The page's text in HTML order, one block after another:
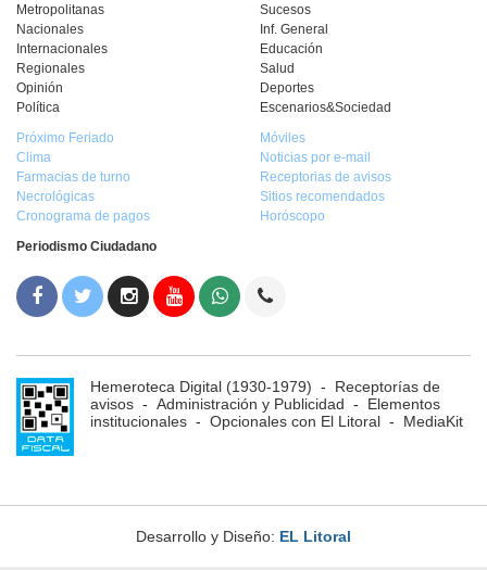
Metropolitanas
Nacionales
Internacionales
Regionales
Opinión
Política
Sucesos
Inf. General
Educación
Salud
Deportes
Escenarios&Sociedad
Próximo Feriado
Clima
Farmacias de turno
Necrológicas
Cronograma de pagos
Móviles
Noticias por e-mail
Receptorias de avisos
Sitios recomendados
Horóscopo
Periodismo Ciudadano
Hemeroteca Digital (1930-1979) - Receptorías de
avisos - Administración y Publicidad - Elementos
institucionales - Opcionales con El Litoral - MediaKit
Desarrollo y Diseño: EL Litoral